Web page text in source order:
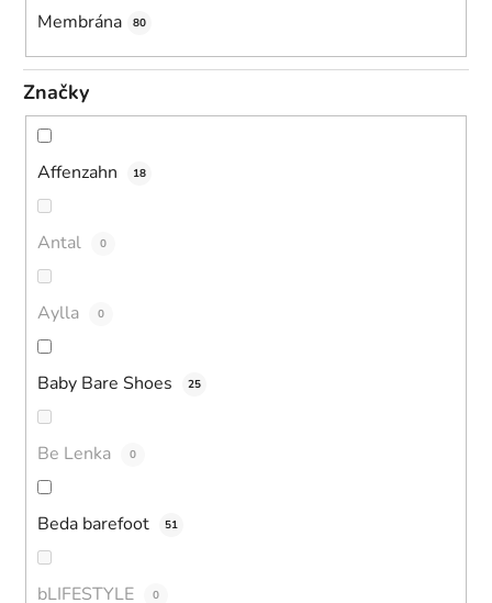
Membrána 80
Značky
Affenzahn 18
Antal 0
Aylla 0
Baby Bare Shoes 25
Be Lenka 0
Beda barefoot 51
bLIFESTYLE 0